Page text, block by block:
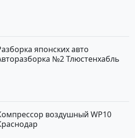
японских авто
№2 Тлюстенхабль
воздушный WP10